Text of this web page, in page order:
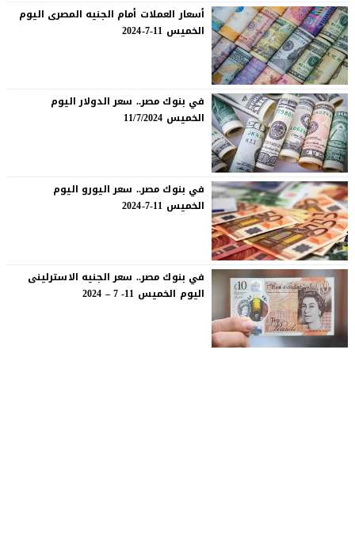
أسعار العملات أمام الجنيه المصرى اليوم
الخميس 11-7-2024
في بنوك مصر.. سعر الدولار اليوم
الخميس 11/7/2024
في بنوك مصر.. سعر اليورو اليوم
الخميس 11-7-2024
في بنوك مصر.. سعر الجنيه الاسترلينى
اليوم الخميس 11- 7 – 2024